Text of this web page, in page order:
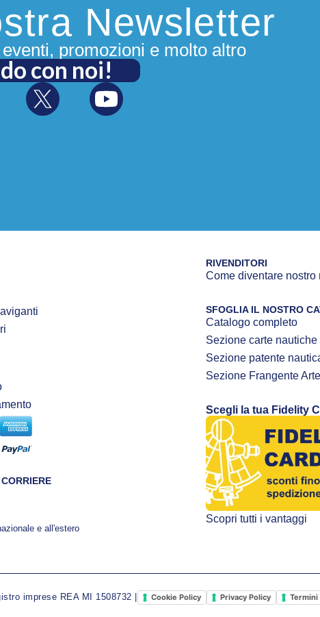
Newsletter
promozioni e molto altro
con noi!
e all'estero
RIVENDITORI
Come diventare nostro
SFOGLIA IL NOSTRO
Catalogo completo
Sezione carte nautiche
Sezione patente
Sezione Frangente Arte
Scegli la tua Fidelity
Scopri tutti i vantaggi
imprese REA MI 1508732 | Cookie Policy Privacy Policy Termini